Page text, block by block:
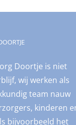
Doortje is niet
wij werken als
team nauw
kinderen
bijvoorbeeld het